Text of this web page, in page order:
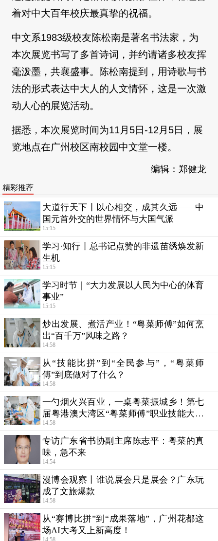
着对中大百年校庆最真挚的祝福。
中文系1983级校友陈松南是著名书法家，为
本次展览书写了多首诗词，并约请诸多校友挥
毫泼墨，共襄盛事。陈松南提到，用诗歌与书
法的形式表达中大人的人文情怀，这是一次激
动人心的展览活动。
据悉，本次展览时间为11月5日-12月5日，展
览地点在广州校区南校园中文堂一楼。
编辑：郑健龙
精彩推荐